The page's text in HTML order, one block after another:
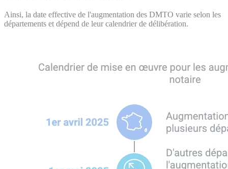
Ainsi, la date effective de l'augmentation des DMTO varie selon les
départements et dépend de leur calendrier de délibération.